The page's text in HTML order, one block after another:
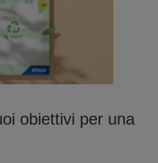
obiettivi per una